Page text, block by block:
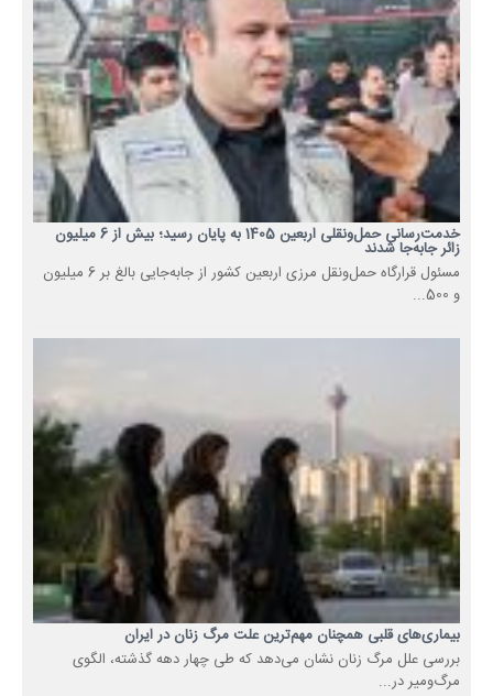
خدمت‌رسانی حمل‌ونقلی اربعین 1405 به پایان رسید؛ بیش از 6 میلیون
زائر جابه‌جا شدند
مسئول قرارگاه حمل‌ونقل مرزی اربعین کشور از جابه‌جایی بالغ بر 6 میلیون
و 500...
بیماری‌های قلبی همچنان مهم‌ترین علت مرگ زنان در ایران
بررسی علل مرگ زنان نشان می‌دهد که طی چهار دهه گذشته، الگوی
مرگ‌ومیر در...